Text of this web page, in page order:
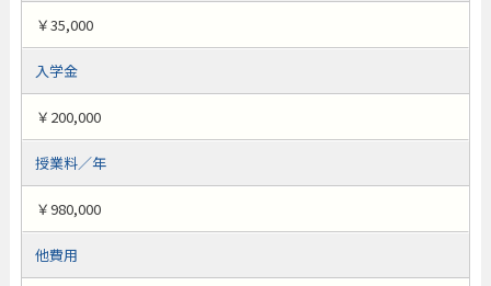
￥35,000
入学金
￥200,000
授業料／年
￥980,000
他費用